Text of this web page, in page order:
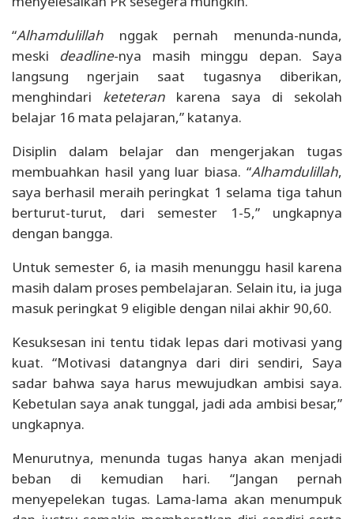
“Alhamdulillah nggak pernah menunda-nunda,
meski deadline-nya masih minggu depan. Saya
langsung ngerjain saat tugasnya diberikan,
menghindari keteteran karena saya di sekolah
belajar 16 mata pelajaran,” katanya.
Disiplin dalam belajar dan mengerjakan tugas
membuahkan hasil yang luar biasa. “Alhamdulillah,
saya berhasil meraih peringkat 1 selama tiga tahun
berturut-turut, dari semester 1-5,” ungkapnya
dengan bangga.
Untuk semester 6, ia masih menunggu hasil karena
masih dalam proses pembelajaran. Selain itu, ia juga
masuk peringkat 9 eligible dengan nilai akhir 90,60.
Kesuksesan ini tentu tidak lepas dari motivasi yang
kuat. “Motivasi datangnya dari diri sendiri, Saya
sadar bahwa saya harus mewujudkan ambisi saya.
Kebetulan saya anak tunggal, jadi ada ambisi besar,”
ungkapnya.
Menurutnya, menunda tugas hanya akan menjadi
beban di kemudian hari. “Jangan pernah
menyepelekan tugas. Lama-lama akan menumpuk